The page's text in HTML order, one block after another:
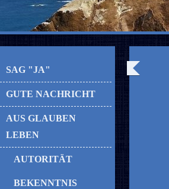
SAG "JA"
GUTE NACHRICHT
AUS GLAUBEN
LEBEN
AUTORITÄT
BEKENNTNIS